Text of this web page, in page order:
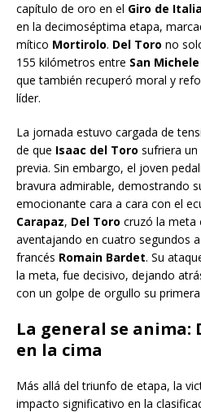
capítulo de oro en el Giro de Italia
en la decimoséptima etapa,
mítico Mortirolo. Del Toro no
155 kilómetros entre San
que también recuperó moral y
líder.
La jornada estuvo cargada de
de que Isaac del Toro sufriera un
previa. Sin embargo, el joven
bravura admirable, demostrando
emocionante cara a cara con el
Carapaz, Del Toro cruzó la meta
aventajando en cuatro segundos a
francés Romain Bardet. Su
la meta, fue decisivo, dejando
con un golpe de orgullo su
La general se anima:
en la cima
Más allá del triunfo de etapa, la
impacto significativo en la